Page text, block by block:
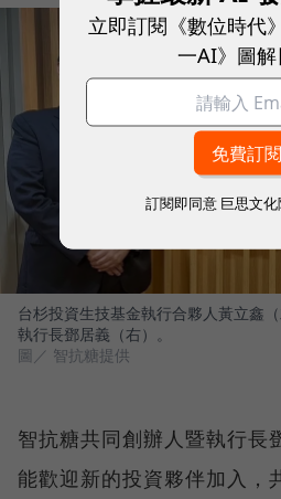
台杉投資生技基金執行合夥人黃立鑫
執行長鄧居義（右）。
圖／ 智抗糖提供
智抗糖共同創辦人暨執行長
能歡迎新的投資夥伴加入，
立即訂閱《數位時代
一AI》圖解
訂閱即同意 巨思文